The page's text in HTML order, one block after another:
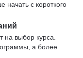
начать с короткого
на выбор курса.
а более